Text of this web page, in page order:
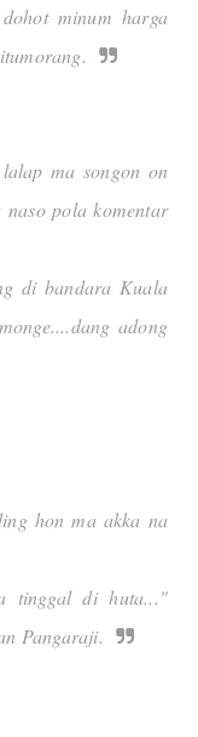
minum harga
ma songon on
pola komentar
di bandara Kuala
adong
hon ma akka na
tinggal di huta..."
Pangaraji.